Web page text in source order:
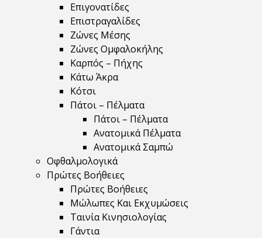
Επιγονατίδες
Επιστραγαλίδες
Ζώνες Μέσης
Ζώνες Ομφαλοκήλης
Καρπός – Πήχης
Κάτω Άκρα
Κότσι
Πάτοι – Πέλματα
Πάτοι – Πέλματα
Ανατομικά Πέλματα
Ανατομικά Σαμπώ
Οφθαλμολογικά
Πρώτες Βοήθειες
Πρώτες Βοήθειες
Μώλωπες Και Εκχυμώσεις
Ταινία Κινησιολογίας
Γάντια